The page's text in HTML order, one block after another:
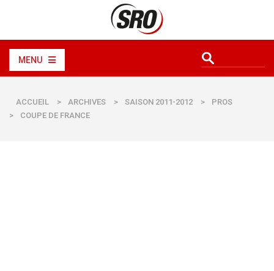
MENU
ACCUEIL > ARCHIVES > SAISON 2011-2012 >
PROS
>
COUPE DE FRANCE